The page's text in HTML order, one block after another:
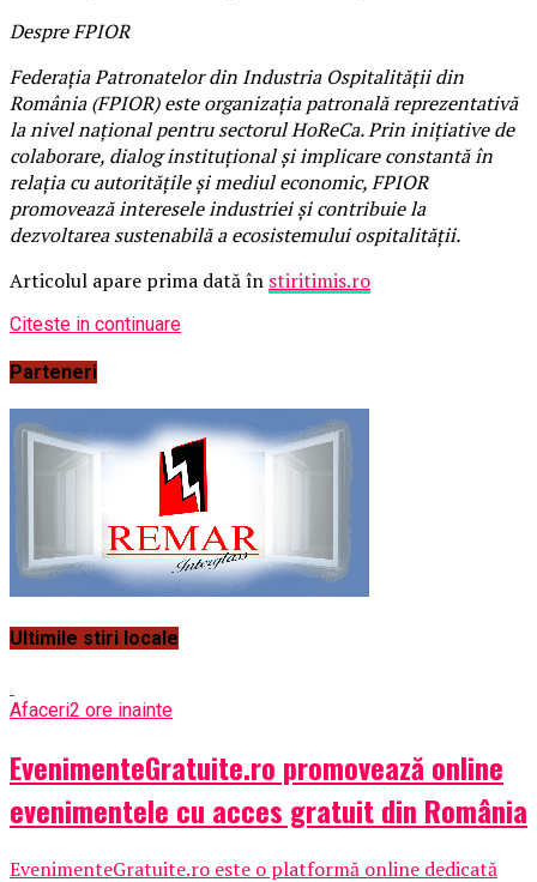
Despre FPIOR
Federația Patronatelor din Industria Ospitalității din
România (FPIOR) este organizația patronală reprezentativă
la nivel național pentru sectorul HoReCa. Prin inițiative de
colaborare, dialog instituțional și implicare constantă în
relația cu autoritățile și mediul economic, FPIOR
promovează interesele industriei și contribuie la
dezvoltarea sustenabilă a ecosistemului ospitalității.
Articolul apare prima dată în stiritimis.ro
Citeste in continuare
Parteneri
Ultimile stiri locale
Afaceri2 ore inainte
EvenimenteGratuite.ro promovează online
evenimentele cu acces gratuit din România
EvenimenteGratuite.ro este o platformă online dedicată